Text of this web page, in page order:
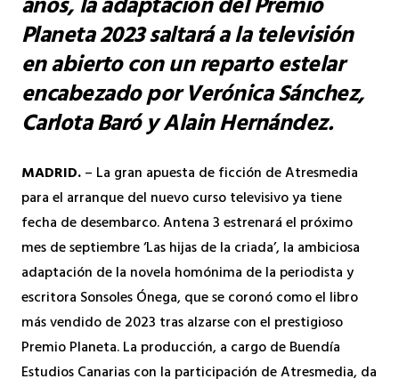
Planeta 2023 saltará a la televisión
en abierto con un reparto estelar
encabezado por Verónica Sánchez,
Carlota Baró y Alain Hernández.
MADRID.– La gran apuesta de ficción de Atresmedia
para el arranque del nuevo curso televisivo ya tiene
fecha de desembarco. Antena 3 estrenará el próximo
mes de septiembre ‘Las hijas de la criada’, la ambiciosa
adaptación de la novela homónima de la periodista y
escritora Sonsoles Ónega, que se coronó como el libro
más vendido de 2023 tras alzarse con el prestigioso
Premio Planeta. La producción, a cargo de Buendía
Estudios Canarias con la participación de Atresmedia, da